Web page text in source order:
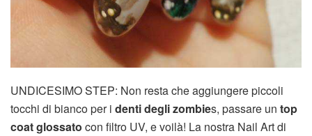
UNDICESIMO STEP: Non resta che aggiungere piccoli
tocchi di bianco per i denti degli zombies, passare un top
coat glossato con filtro UV, e voilà! La nostra Nail Art di